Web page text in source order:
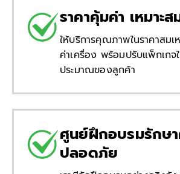
ราคาคุ้มค่า เหมาะส
ให้บริการคุณภาพในราคาสม
ค่าเครื่อง พร้อมปรับแพ็กเกจ
ประมาณของลูกค้า
ศูนย์ฝึกอบรมรักษ
ปลอดภัย